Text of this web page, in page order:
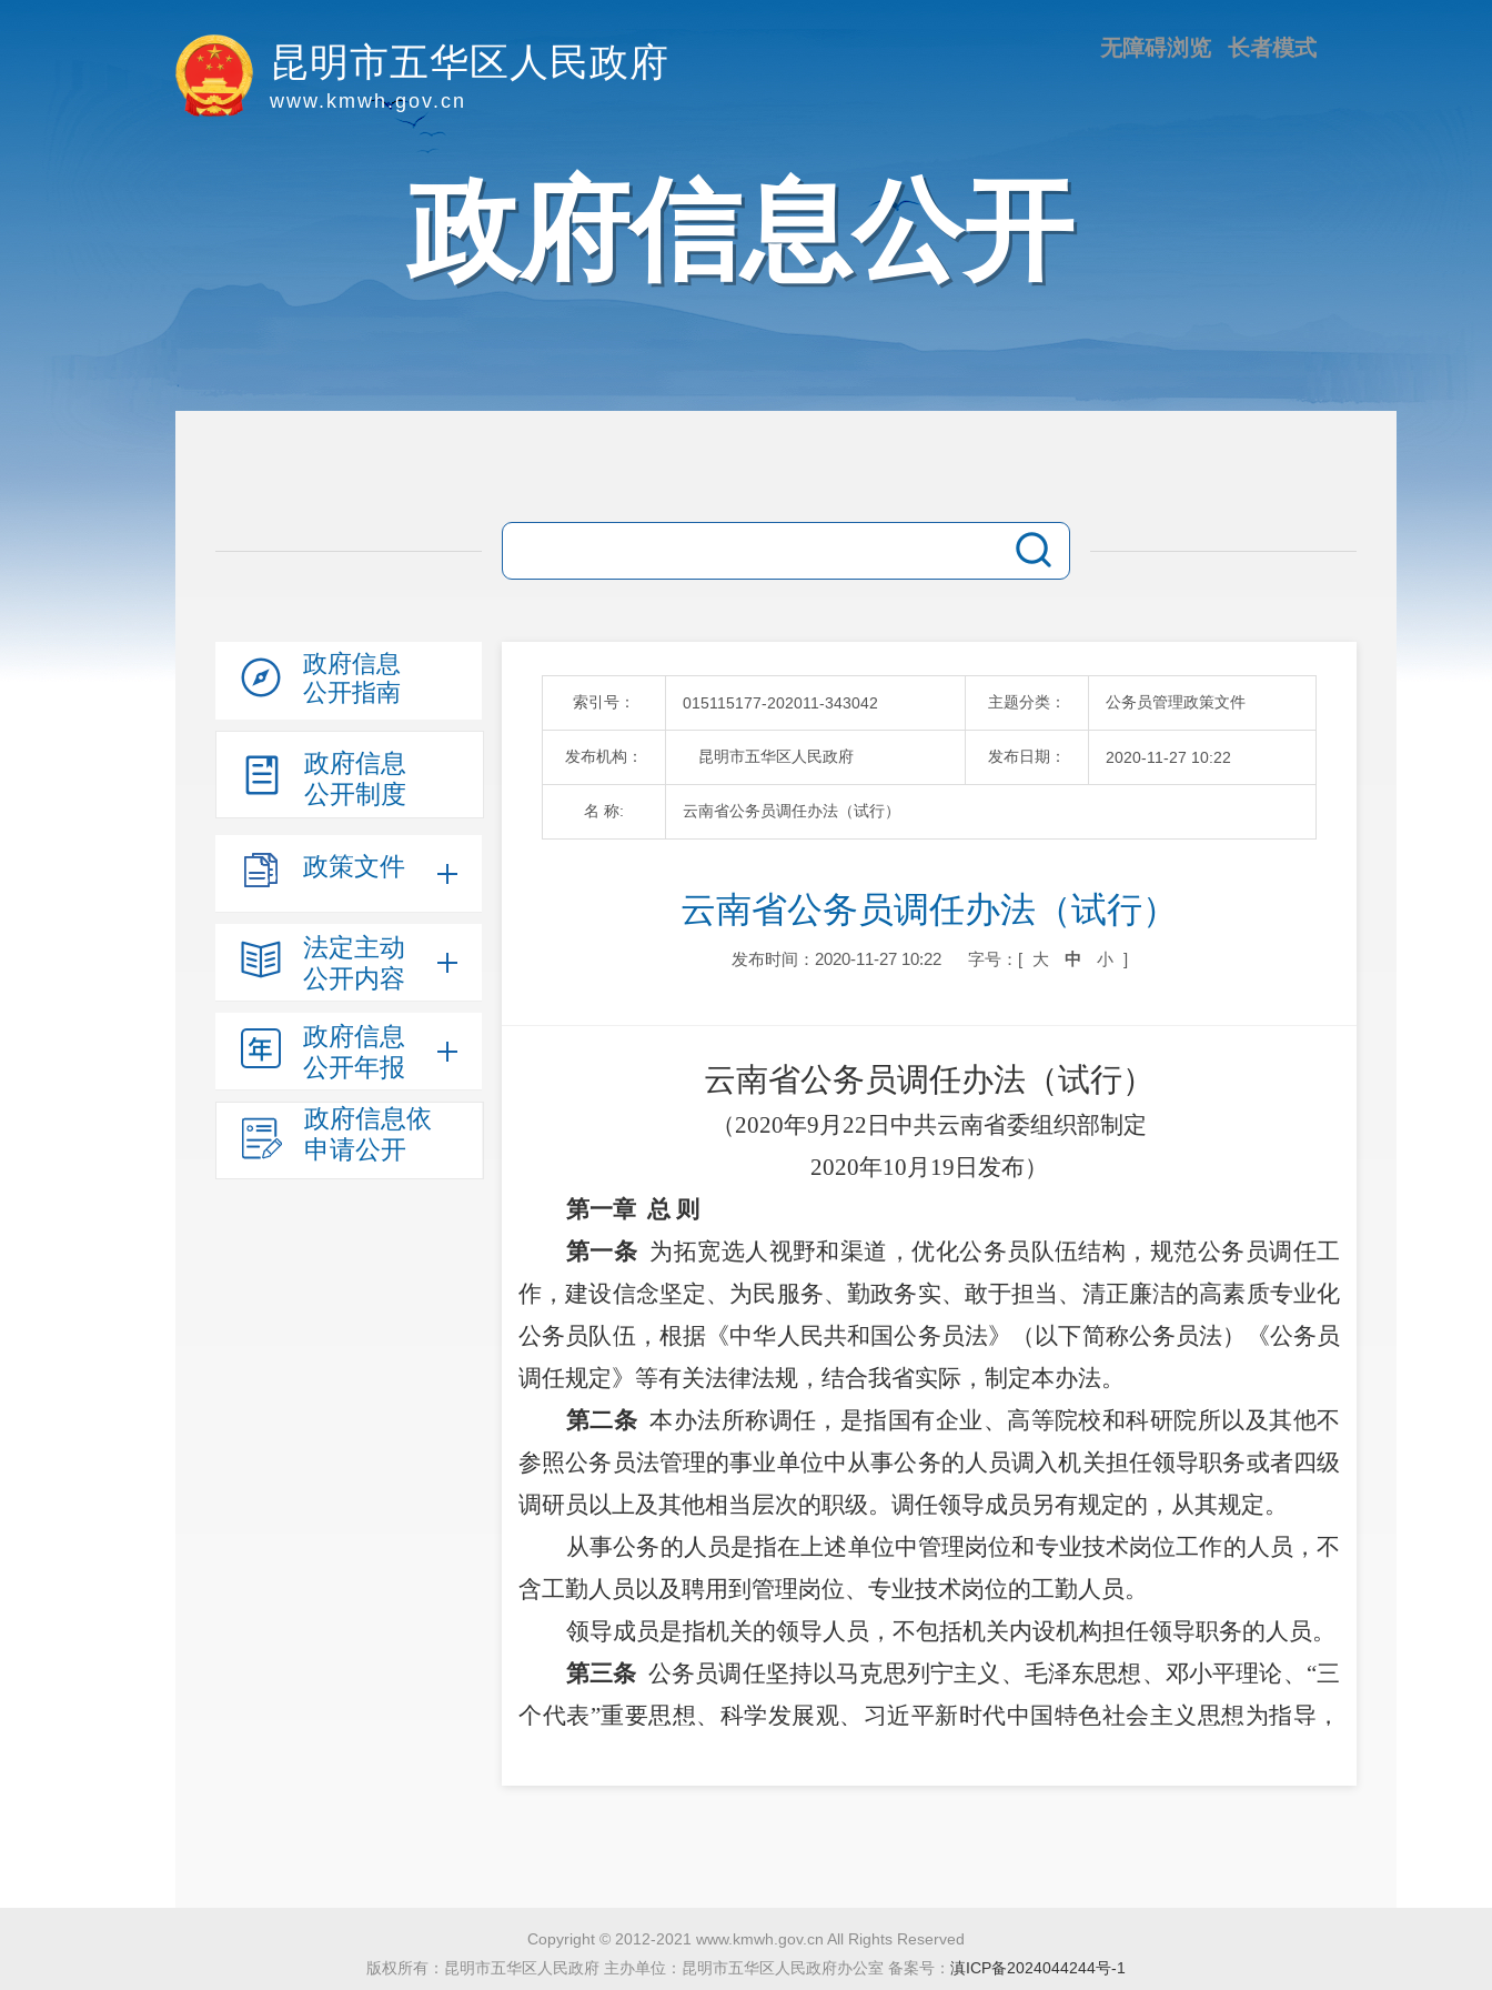
昆明市五华区人民政府
www.kmwh.gov.cn
长者模式
无障碍浏览
政府信息公开
政府信息
公开指南
政府信息
公开制度
政策文件
法定主动
公开内容
政府信息
公开年报
政府信息依
申请公开
索引号： 015115177-202011-343042 主题分类： 公务员管理政策文件
发布机构： 昆明市五华区人民政府 发布日期： 2020-11-27 10:22
名 称: 云南省公务员调任办法（试行）
云南省公务员调任办法（试行）
发布时间：2020-11-27 10:22 字号：[ 大 中 小 ]
云南省公务员调任办法（试行）
（2020年9月 22 日中共云南省委组织部制定
2020年10月 19 日发布）
第一章 总 则
第一条 为拓宽选人视野和渠道，优化公务员队伍结构，规范公务员调任工
作，建设信念坚定、为民服务、勤政务实、敢于担当、清正廉洁的高素质专业化
公务员队伍，根据《中华人民共和国公务员法》（以下简称公务员法）《公务员
调任规定》等有关法律法规，结合我省实际，制定本办法。
第二条 本办法所称调任，是指国有企业、高等院校和科研院所以及其他不
参照公务员法管理的事业单位中从事公务的人员调入机关担任领导职务或者四级
调研员以上及其他相当层次的职级。调任领导成员另有规定的，从其规定。
从事公务的人员是指在上述单位中管理岗位和专业技术岗位工作的人员，不
含工勤人员以及聘用到管理岗位、专业技术岗位的工勤人员。
领导成员是指机关的领导人员，不包括机关内设机构担任领导职务的人员。
第三条 公务员调任坚持以马克思列宁主义、毛泽东思想、邓小平理论、 “三
个代表”重要思想、科学发展观、习近平新时代中国特色社会主义思想为指导，
（二）德才兼备、以德为先，五湖四海、任人唯贤；
（三）事业为上、人岗相适、人事相宜；
Copyright © 2012-2021 www.kmwh.gov.cn All Rights Reserved
版权所有：昆明市五华区人民政府 主办单位：昆明市五华区人民政府办公室 备案号： 滇ICP备2024044244号-1